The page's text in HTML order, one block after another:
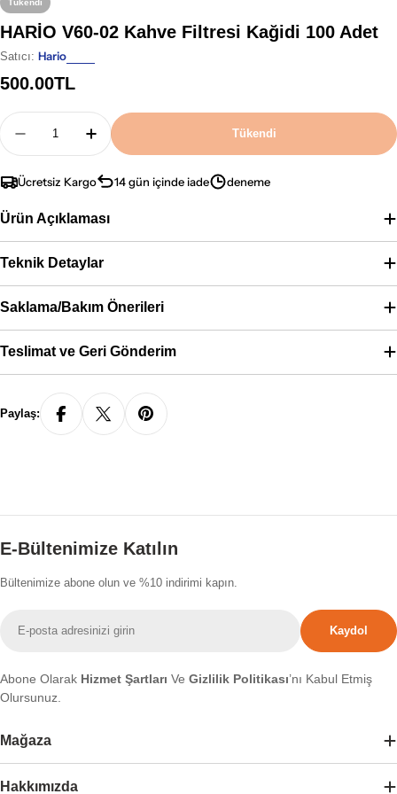
Tükendi
HARİO V60-02 Kahve Filtresi Kağidi 100 Adet
Satıcı: Hario
Normal
500.00TL
Adet
HARİO V60-02 Kahve Filtresi Kağidi 100 Adet
HARİO V60-02 Kahve Filtresi Kağidi
Tükendi
Ücretsiz Kargo 14 gün içinde iade deneme
Ürün Açıklaması
Teknik Detaylar
Saklama/Bakım Önerileri
Teslimat ve Geri Gönderim
Paylaş:
E-Bültenimize Katılın
Bültenimize abone olun ve %10 indirimi kapın.
posta
Kaydol
Abone Olarak Hizmet Şartları Ve Gizlilik Politikası’nı Kabul Etmiş
Olursunuz.
Mağaza
Hakkımızda